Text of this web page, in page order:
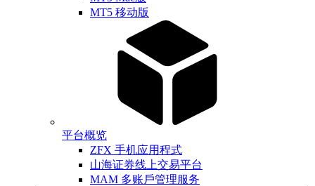
MT5 移动版
平台概览
ZFX 手机应用程式
山海证券线上交易平台
MAM 多账戶管理服务